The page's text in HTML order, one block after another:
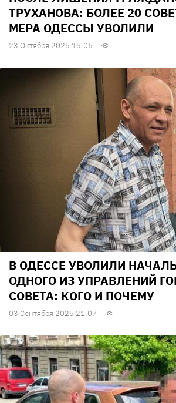
ТРУХАНОВА: БОЛЕЕ 20
МЕРА ОДЕССЫ УВОЛИЛИ
23 Октября 2025 15:06
В ОДЕССЕ УВОЛИЛИ
ОДНОГО ИЗ УПРАВЛЕНИЙ
СОВЕТА: КОГО И ПОЧЕМУ
03 Сентября 2025 21:07